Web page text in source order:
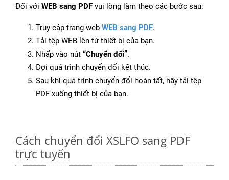
Đối với WEB sang PDF vui lòng làm theo các bước sau:
Truy cập trang web WEB sang PDF.
Tải tệp WEB lên từ thiết bị của bạn.
Nhấp vào nút “Chuyển đổi”.
Đợi quá trình chuyển đổi kết thúc.
Sau khi quá trình chuyển đổi hoàn tất, hãy tải tệp
PDF xuống thiết bị của bạn.
Cách chuyển đổi XSLFO sang PDF
trực tuyến